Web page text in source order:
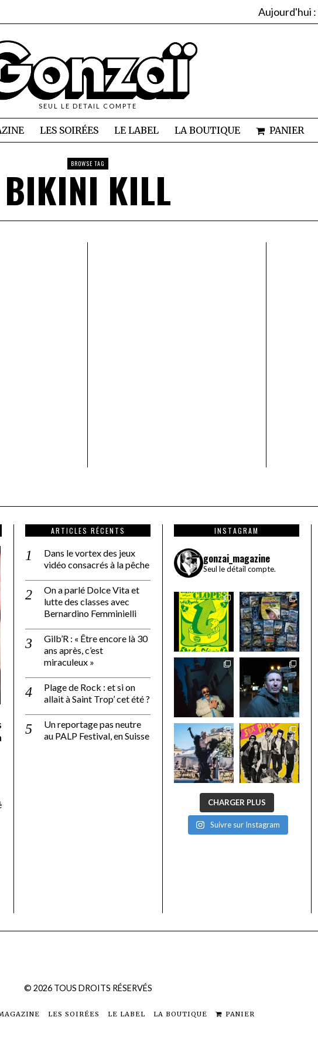
Aujourd'hui :
SEUL LE DETAIL COMPTE
LES SOIRÉES LE LABEL LA BOUTIQUE PANIER
BROWSE TAG
BIKINI KILL
ARTICLES RÉCENTS
Dans le vortex des jeux
vidéo consacrés à la pêche
On a parlé Dolce Vita et
lutte des classes avec
Bernardino Femminielli
Gilb’R : « Être encore là 30
ans après, c’est
miraculeux »
Plage de Rock : et si on
allait à Saint Trop’ cet été ?
Un reportage pas neutre
au PALP Festival, en Suisse
INSTAGRAM
gonzai_magazine
Seul le détail compte.
CHARGER PLUS
Suivre sur Instagram
© 2026TOUS DROITS RÉSERVÉS
LES SOIRÉES LE LABEL LA BOUTIQUE PANIER